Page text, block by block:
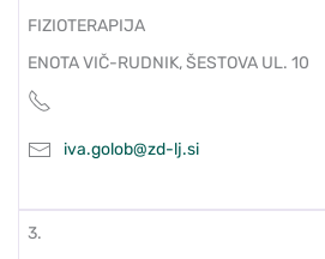
FIZIOTERAPIJA
ENOTA VIČ-RUDNIK, ŠESTOVA UL. 10
iva.golob@zd-lj.si
3.